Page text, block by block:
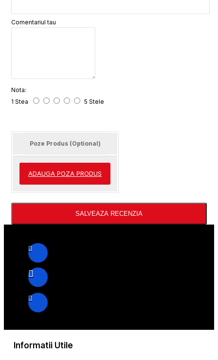
Comentariul tau
Nota:
1 Stea
5 Stele
Poze Produs (Optional)
ADAUGA POZA PRODUS
SALVEAZA RECENZIA
Informatii Utile